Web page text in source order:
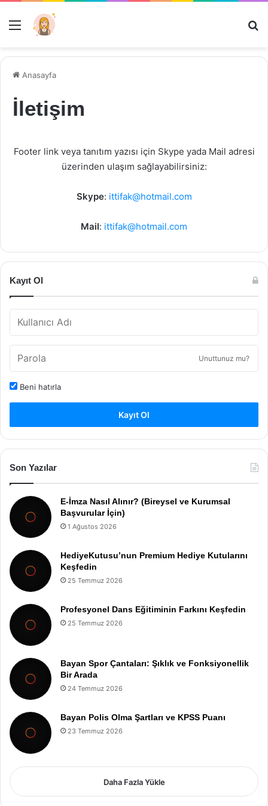
Menü
Anasayfa
İletişim
Footer link veya tanıtım yazısı için Skype yada Mail adresi
üzerinden ulaşım sağlayabilirsiniz:
Skype: ittifak@hotmail.com
Mail: ittifak@hotmail.com
Kayıt Ol
Unuttunuz mu?
Beni hatırla
Kayıt Ol
Son Yazılar
E-İmza Nasıl Alınır? (Bireysel ve Kurumsal
Başvurular İçin)
1 Ağustos 2026
HediyeKutusu’nun Premium Hediye Kutularını
Keşfedin
25 Temmuz 2026
Profesyonel Dans Eğitiminin Farkını Keşfedin
25 Temmuz 2026
Bayan Spor Çantaları: Şıklık ve Fonksiyonellik
Bir Arada
24 Temmuz 2026
Bayan Polis Olma Şartları ve KPSS Puanı
23 Temmuz 2026
Daha Fazla Yükle